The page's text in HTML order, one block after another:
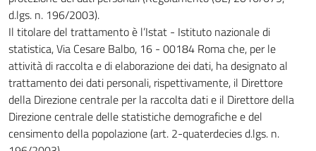
d.lgs. n. 196/2003).
Il titolare del trattamento è l’Istat - Istituto nazionale di
statistica, Via Cesare Balbo, 16 - 00184 Roma che, per le
attività di raccolta e di elaborazione dei dati, ha designato al
trattamento dei dati personali, rispettivamente, il Direttore
della Direzione centrale per la raccolta dati e il Direttore della
Direzione centrale delle statistiche demografiche e del
censimento della popolazione (art. 2-quaterdecies d.lgs. n.